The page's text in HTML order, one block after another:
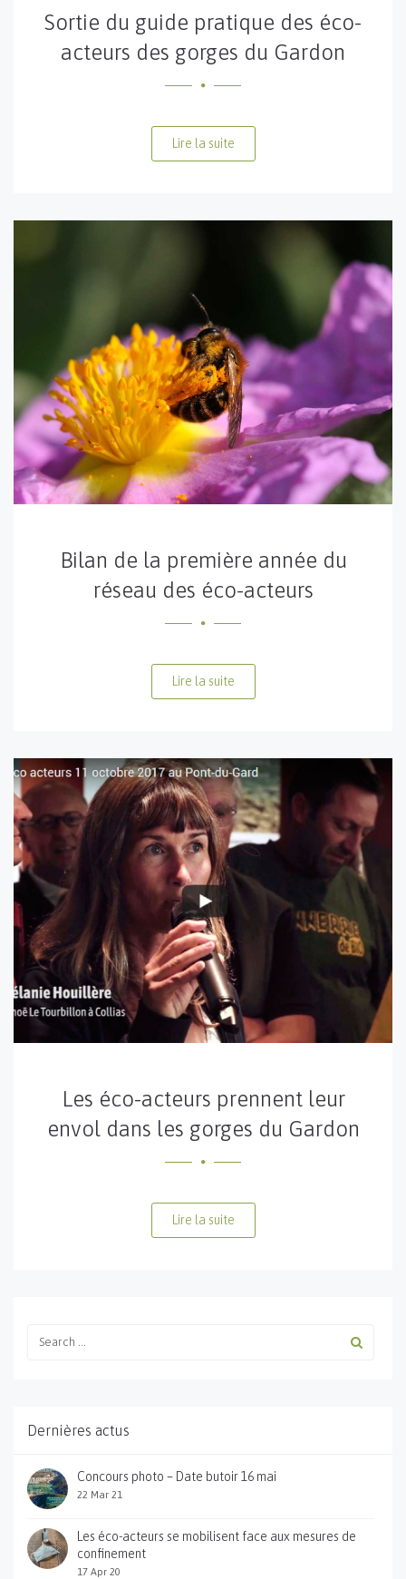
Sortie du guide pratique des éco-
acteurs des gorges du Gardon
Lire la suite
Bilan de la première année du
réseau des éco-acteurs
Lire la suite
Les éco-acteurs prennent leur
envol dans les gorges du Gardon
Lire la suite
Dernières actus
Concours photo – Date butoir 16 mai
22 Mar 21
Les éco-acteurs se mobilisent face aux mesures de
confinement
17 Apr 20